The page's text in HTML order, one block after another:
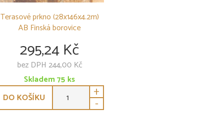
Terasové prkno (28x146x4.2m)
AB Finská borovice
295,24 Kč
bez DPH 244,00 Kč
Skladem75 ks
DO KOŠÍKU
+
-